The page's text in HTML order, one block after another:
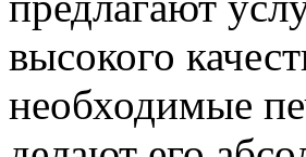
высокого
необходимые